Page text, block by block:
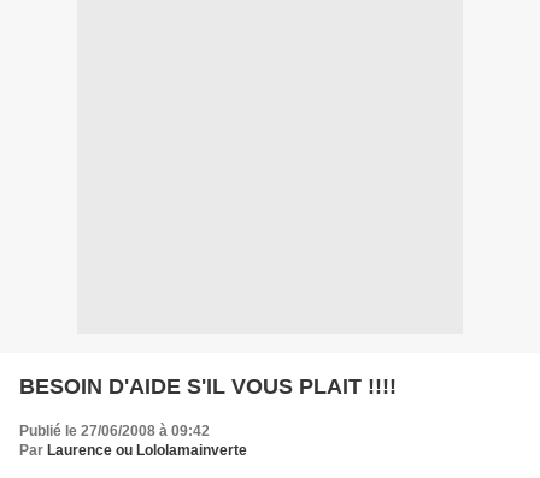
BESOIN D'AIDE S'IL VOUS PLAIT !!!!
Publié le 27/06/2008 à 09:42
Par Laurence ou Lololamainverte